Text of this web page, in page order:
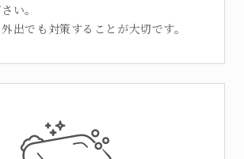
い。
出でも対策することが大切です。